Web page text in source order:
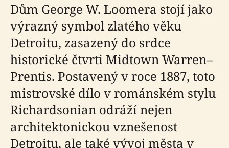
Dům George W. Loomera stojí jako
výrazný symbol zlatého věku
Detroitu, zasazený do srdce
historické čtvrti Midtown Warren–
Prentis. Postavený v roce 1887, toto
mistrovské dílo v románském stylu
Richardsonian odráží nejen
architektonickou vznešenost
Detroitu, ale také vývoj města v